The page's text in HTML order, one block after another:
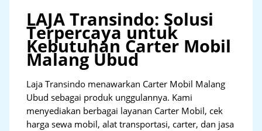
LAJA Transindo: Solusi
Terpercaya untuk
Kebutuhan Carter Mobil
Malang Ubud
Laja Transindo menawarkan Carter Mobil Malang
Ubud sebagai produk unggulannya. Kami
menyediakan berbagai layanan Carter Mobil, cek
harga sewa mobil, alat transportasi, carter, dan jasa